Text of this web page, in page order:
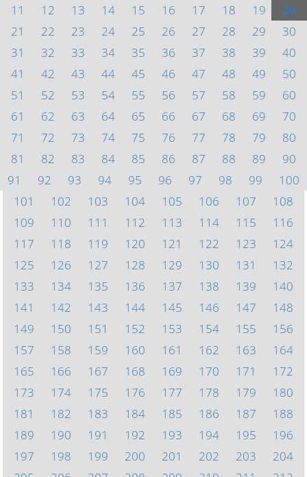
11
12 13 14 15 16 17 18 19
20
21
22 23 24 25 26 27 28 29
30
31
32 33 34 35 36 37 38 39
40
41
42 43 44 45 46 47 48 49
50
51
52 53 54 55 56 57 58 59
60
61
62 63 64 65 66 67 68 69
70
71
72 73 74 75 76 77 78 79
80
81
82 83 84 85 86 87 88 89
90
91
92 93 94 95 96 97 98 99
100
101
102 103 104 105 106 107
108
109
110 111 112 113 114 115
116
117
118 119 120 121 122 123
124
125
126 127 128 129 130 131
132
133
134 135 136 137 138 139
140
141
142 143 144 145 146 147
148
149
150 151 152 153 154 155
156
157
158 159 160 161 162 163
164
165
166 167 168 169 170 171
172
173
174 175 176 177 178 179
180
181
182 183 184 185 186 187
188
189
190 191 192 193 194 195
196
197
198 199 200 201 202 203
204